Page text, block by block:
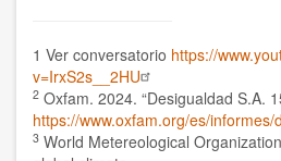
1 Ver conversatorio https://
v=IrxS2s__2HU
2 Oxfam. 2024. “Desigualdad S.A.
https://www.oxfam.org/es/informes/
3 World Metereological